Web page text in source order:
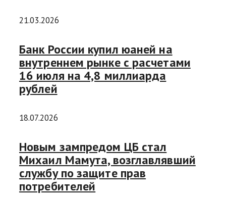
21.03.2026
Банк России купил юаней на
внутреннем рынке с расчетами
16 июля на 4,8 миллиарда
рублей
18.07.2026
Новым зампредом ЦБ стал
Михаил Мамута, возглавлявший
службу по защите прав
потребителей